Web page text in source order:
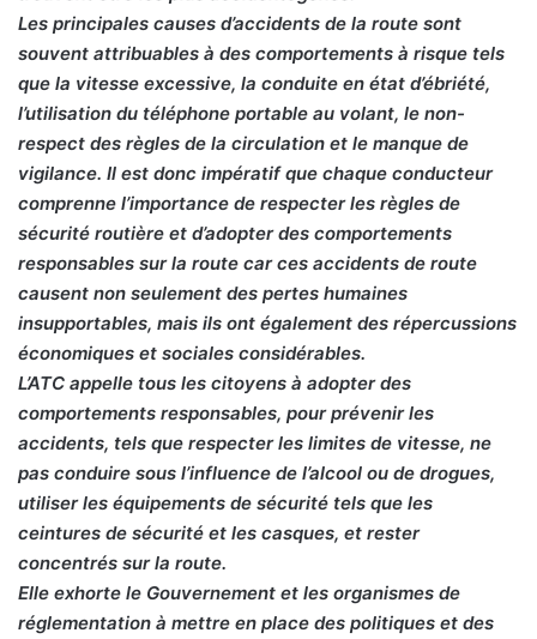
Les principales causes d’accidents de la route sont
souvent attribuables à des comportements à risque tels
que la vitesse excessive, la conduite en état d’ébriété,
l’utilisation du téléphone portable au volant, le non-
respect des règles de la circulation et le manque de
vigilance. Il est donc impératif que chaque conducteur
comprenne l’importance de respecter les règles de
sécurité routière et d’adopter des comportements
responsables sur la route car ces accidents de route
causent non seulement des pertes humaines
insupportables, mais ils ont également des répercussions
économiques et sociales considérables.
L’ATC appelle tous les citoyens à adopter des
comportements responsables, pour prévenir les
accidents, tels que respecter les limites de vitesse, ne
pas conduire sous l’influence de l’alcool ou de drogues,
utiliser les équipements de sécurité tels que les
ceintures de sécurité et les casques, et rester
concentrés sur la route.
Elle exhorte le Gouvernement et les organismes de
réglementation à mettre en place des politiques et des